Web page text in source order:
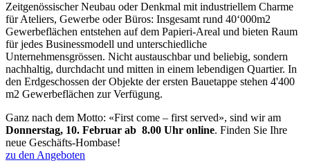
Zeitgenössischer Neubau oder Denkmal mit industriellem Charme
für Ateliers, Gewerbe oder Büros: Insgesamt rund 40‘000m2
Gewerbeflächen entstehen auf dem Papieri-Areal und bieten Raum
für jedes Businessmodell und unterschiedliche
Unternehmensgrössen. Nicht austauschbar und beliebig, sondern
nachhaltig, durchdacht und mitten in einem lebendigen Quartier. In
den Erdgeschossen der Objekte der ersten Bauetappe stehen 4'400
m2 Gewerbeflächen zur Verfügung.
Ganz nach dem Motto: «First come – first served», sind wir am
Donnerstag, 10. Februar ab 8.00 Uhr online. Finden Sie Ihre
neue Geschäfts-Hombase!
zu den Angeboten